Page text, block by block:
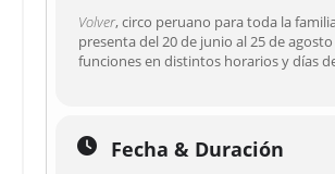
Volver, circo peruano para toda la
presenta del 20 de junio al 25 de agosto
funciones en distintos horarios y días
Fecha & Duración